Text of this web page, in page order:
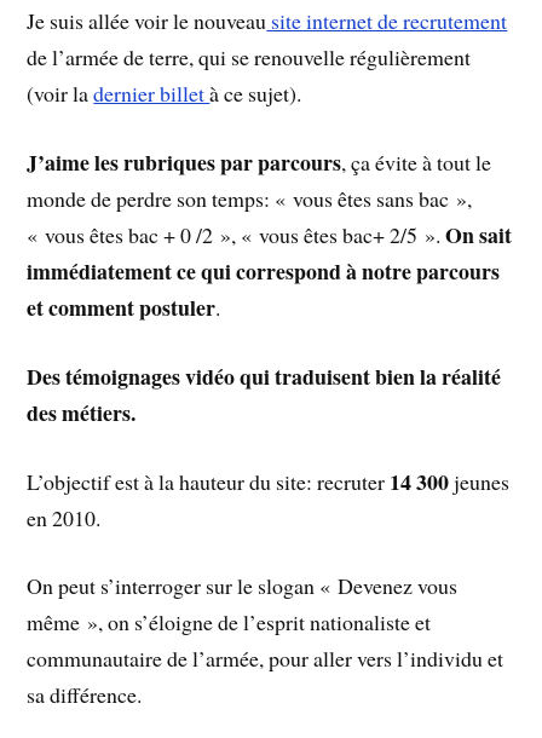
Je suis allée voir le nouveau site internet de recrutement
de l’armée de terre, qui se renouvelle régulièrement
(voir ladernier billetà ce sujet).
J’aime les rubriques par parcours, ça évite à tout le
monde de perdre son temps: « vous êtes sans bac »,
« vous êtes bac + 0 /2 », « vous êtes bac+ 2/5 ».On sait
immédiatement ce qui correspond à notre parcours
et comment postuler.
Des témoignages vidéo qui traduisent bien la réalité
des métiers.
L’objectif est à la hauteur du site: recruter 14 300jeunes
en 2010.
On peut s’interroger sur le slogan « Devenez vous
même », on s’éloigne de l’esprit nationaliste et
communautaire de l’armée, pour aller vers l’individu et
sa différence.